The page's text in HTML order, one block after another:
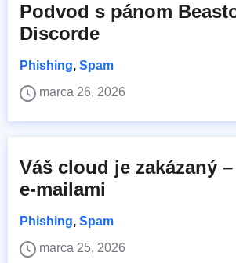
Podvod s pánom
Discorde
Phishing, Spam
marca 26, 2026
Váš cloud je zakázaný
e-mailami
Phishing, Spam
marca 25, 2026